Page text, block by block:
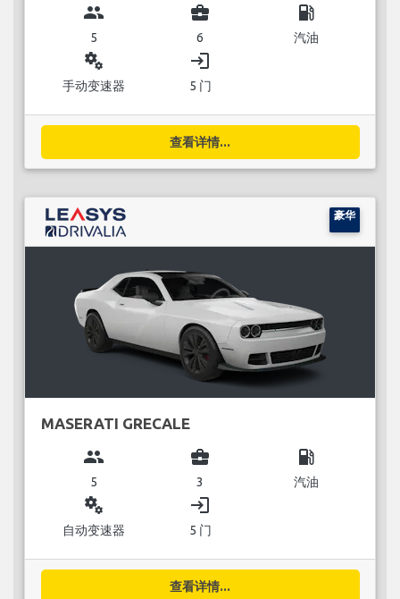
group
5
business_center
6
local_gas_station
汽油
miscellaneous_services
手动变速器
login
5 门
查看详情...
豪华
MASERATI GRECALE
group
5
business_center
3
local_gas_station
汽油
miscellaneous_services
自动变速器
login
5 门
查看详情...